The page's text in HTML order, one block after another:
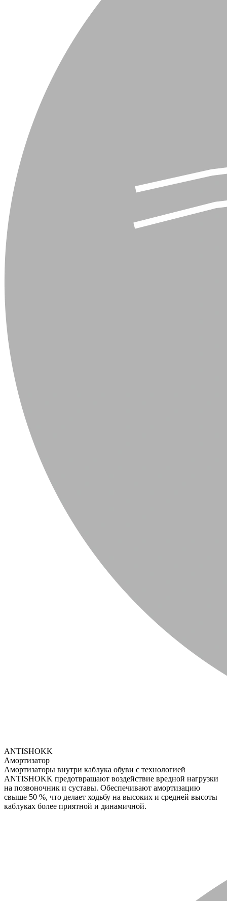
ANTISHOKK
Амортизатор
Амортизаторы внутри каблука обуви с технологией
ANTISHOKK предотвращают воздействие вредной нагрузки
на позвоночник и суставы. Обеспечивают амортизацию
свыше 50 %, что делает ходьбу на высоких и средней высоты
каблуках более приятной и динамичной.